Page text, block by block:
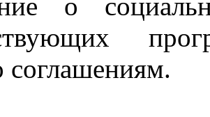
соглашениям.